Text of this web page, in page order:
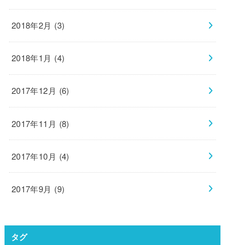
2018年2月 (3)
2018年1月 (4)
2017年12月 (6)
2017年11月 (8)
2017年10月 (4)
2017年9月 (9)
タグ